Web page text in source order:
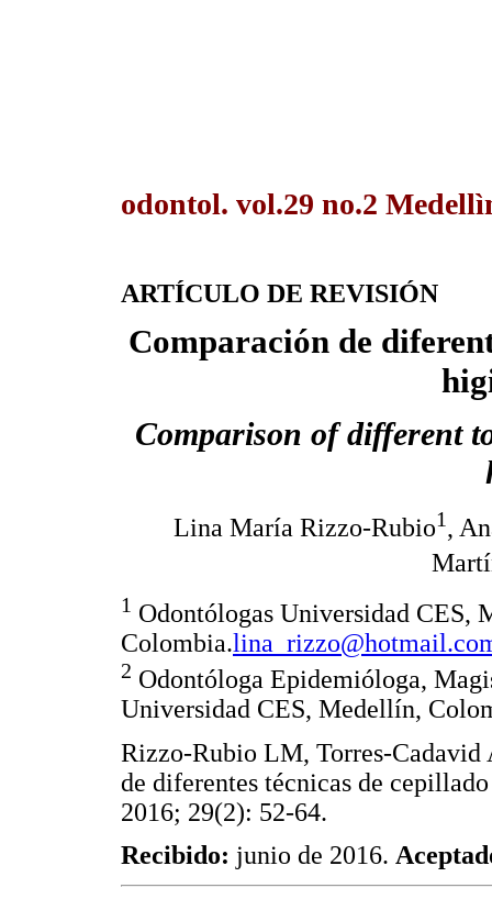
odontol. vol.29 no.2
ARTÍCULO DE REVISIÓN
Comparación de
Comparison of different
Lina María Rizzo-Rubio1,
1 Odontólogas Universidad CES,
Colombia.
2 Odontóloga Epidemióloga,
Universidad CES, Medellín,
Rizzo-Rubio LM, Torres-
de diferentes técnicas de
2016; 29(2): 52-64.
Recibido: junio de 2016.